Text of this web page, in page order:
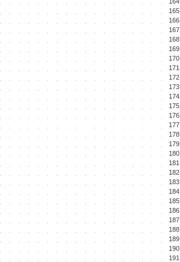
165
166
167
168
169
170
171
172
173
174
175
176
177
178
179
180
181
182
183
184
185
186
187
188
189
190
191